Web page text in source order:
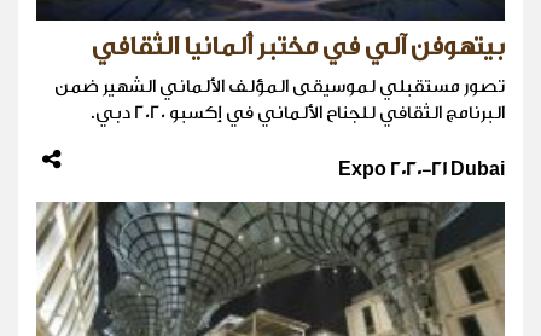
بيتهوفن آلي في مختبر ألمانيا الثقافي
تصور مستقبلي لموسيقى المؤلف الألماني الشهير ضمن
البرنامج الثقافي للجناح الألماني في إكسبو 2020 دبي.
Expo 2020-21 Dubai